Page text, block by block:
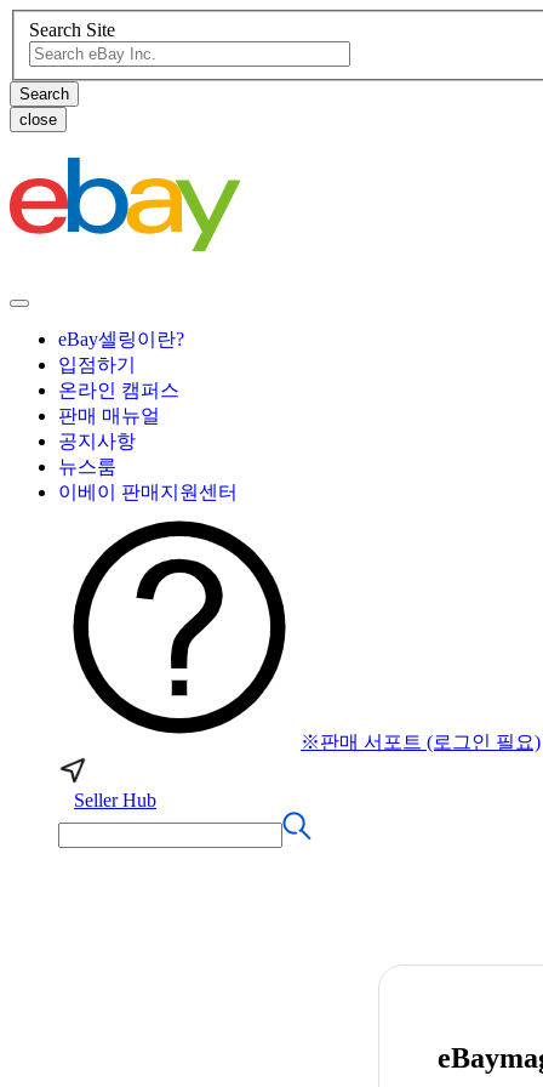
Search Site
close
eBay셀링이란?
입점하기
온라인 캠퍼스
판매 매뉴얼
공지사항
뉴스룸
이베이 판매지원센터
※판매 서포트 (로그인 필요)
Seller Hub